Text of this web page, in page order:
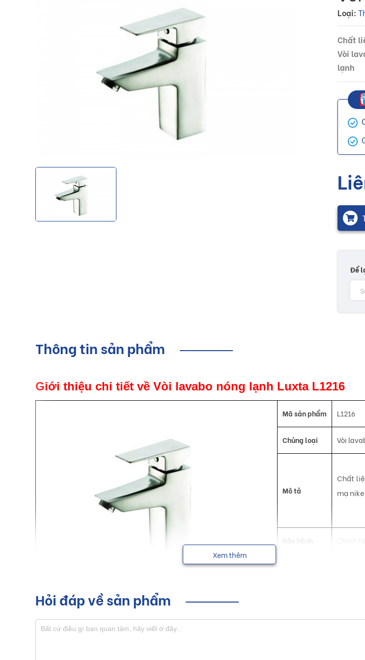
Loại:
Chất
Vòi
lạnh
Để
Thông tin sản phẩm
Giới thiệu chi tiết về Vòi lavabo nóng lạnh Luxta L1216
Mã sản phẩm L1216
Chủng loại Vòi
Mô tả
Chất
mạ
Bảo hành Chính
Vòi lavabo nóng lạnh Luxta với những đường nét thanh thoát giúp tạo nên một không gian
Xem thêm
Hỏi đáp về sản phẩm